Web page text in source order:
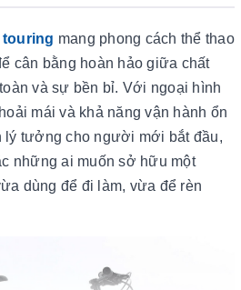
touring mang phong cách thể thao
cân bằng hoàn hảo giữa chất
và sự bền bỉ. Với ngoại hình
mái và khả năng vận hành ổn
lý tưởng cho người mới bắt đầu,
những ai muốn sở hữu một
dùng để đi làm, vừa để rèn